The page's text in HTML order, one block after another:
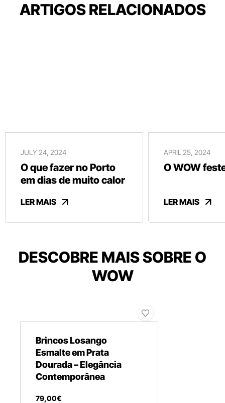
ARTIGOS RELACIONADOS
JULY 24, 2024
O que fazer no Porto
em dias de muito calor
LER MAIS
APRIL 25, 2024
O WOW
LER MAIS
DESCOBRE MAIS SOBRE O
WOW
Brincos Losango
Esmalte em Prata
Dourada – Elegância
Contemporânea
79,00€